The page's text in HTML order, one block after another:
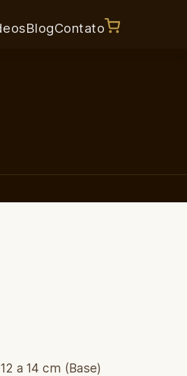
BlogContato
12 a 14 cm (Base)